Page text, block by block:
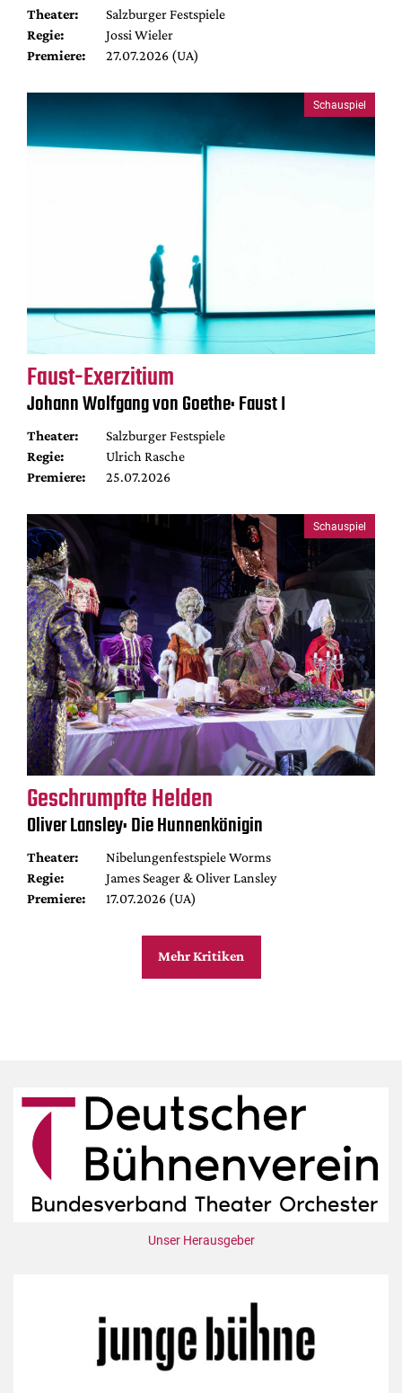
Theater:
Salzburger Festspiele
Regie:
Jossi Wieler
Premiere:
27.07.2026 (UA)
Schauspiel
Faust-Exerzitium
Johann Wolfgang von Goethe: Faust I
Theater:
Salzburger Festspiele
Regie:
Ulrich Rasche
Premiere:
25.07.2026
Schauspiel
Geschrumpfte Helden
Oliver Lansley: Die Hunnenkönigin
Theater:
Nibelungenfestspiele Worms
Regie:
James Seager & Oliver Lansley
Premiere:
17.07.2026 (UA)
Mehr Kritiken
Unser Herausgeber